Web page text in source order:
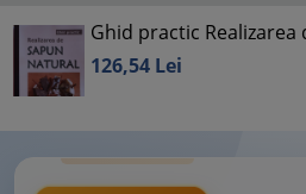
Ghid practic
126,54 Lei